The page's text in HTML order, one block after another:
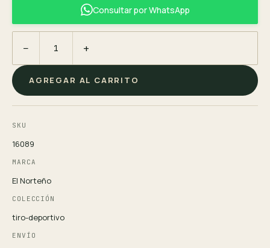
Consultar por WhatsApp
− +
AGREGAR AL CARRITO
SKU
16089
MARCA
El Norteño
COLECCIÓN
tiro-deportivo
ENVÍO